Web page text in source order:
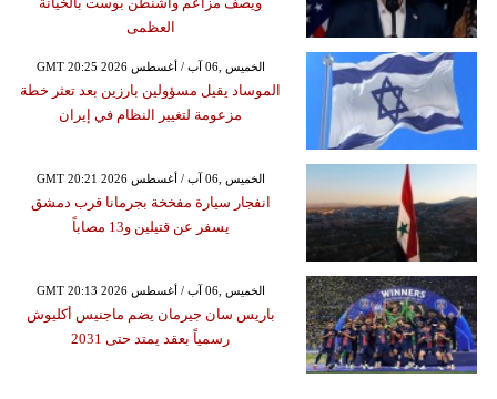
العظمى
GMT 20:25 2026 الخميس ,06 آب / أغسطس
الموساد يقيل مسؤولين بارزين بعد تعثر خطة
مزعومة لتغيير النظام في إيران
GMT 20:21 2026 الخميس ,06 آب / أغسطس
انفجار سيارة مفخخة بجرمانا قرب دمشق
يسفر عن قتيلين و13 مصاباً
GMT 20:13 2026 الخميس ,06 آب / أغسطس
باريس سان جيرمان يضم ماجنيس أكليوش
رسمياً بعقد يمتد حتى 2031